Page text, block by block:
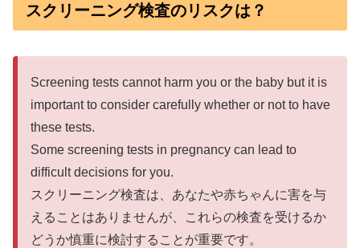
スクリーニング検査のリスクは？
Screening tests cannot harm you or the baby but it is
important to consider carefully whether or not to have
these tests.
Some screening tests in pregnancy can lead to
difficult decisions for you.
スクリーニング検査は、あなたや赤ちゃんに害を与
えることはありませんが、これらの検査を受けるか
どうか慎重に検討することが重要です。